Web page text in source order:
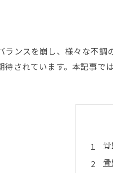
ランスを崩し、様々な不
待されています。本記事で